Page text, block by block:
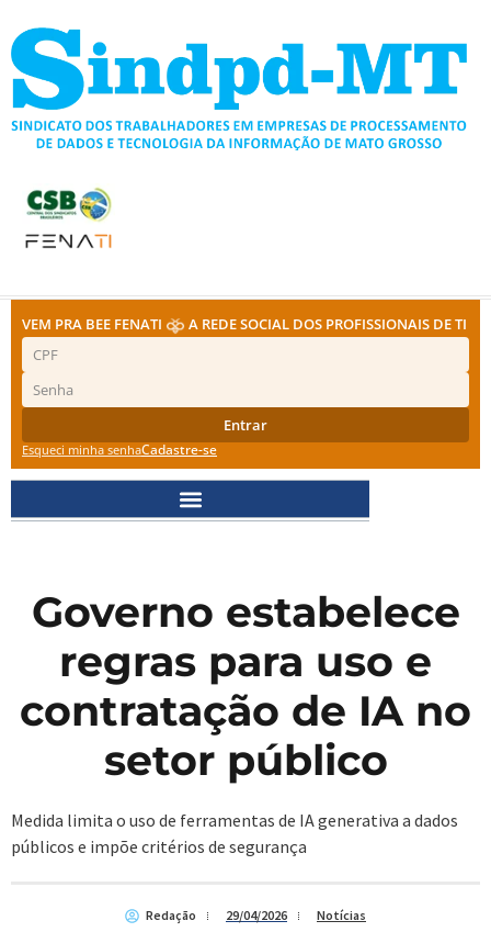
para
conteúdo
VEM PRA BEE FENATI A REDE SOCIAL DOS PROFISSIONAIS DE TI
Entrar
Esqueci minha senhaCadastre-se
Governo estabelece
regras para uso e
contratação de IA no
setor público
Medida limita o uso de ferramentas de IA generativa a dados
públicos e impõe critérios de segurança
Redação 29/04/2026 Notícias